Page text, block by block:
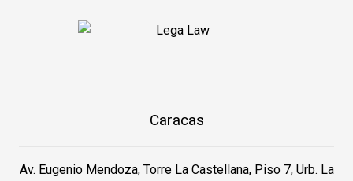
Caracas
Av. Eugenio Mendoza, Torre La Castellana, Piso 7, Urb. La